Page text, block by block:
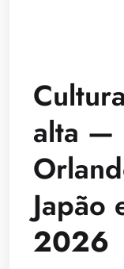
alta —
Japão
2026